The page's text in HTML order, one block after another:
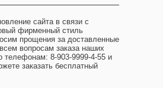
сайта в связи с
фирменный стиль
прощения за доставленные
вопросам заказа наших
телефонам: 8-903-9999-4-55 и
заказать бесплатный